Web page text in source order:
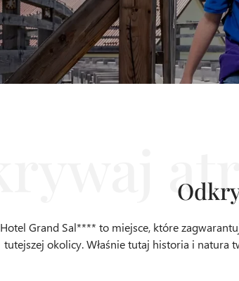
Hotel Grand Sal**** to miejsce, które
tutejszej okolicy. Właśnie tutaj historia i natura